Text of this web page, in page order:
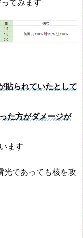
てみます
貼られていたとして
た方がダメージが
ます
光であっても核を攻